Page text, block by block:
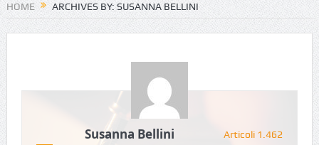
HOME ARCHIVES BY: SUSANNA BELLINI
Susanna Bellini Articoli 1.462